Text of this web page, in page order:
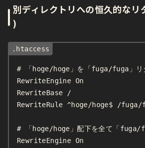
別ディレクトリへの恒久的な
)
# 「hoge/hoge」を「fuga/fuga」リ
RewriteEngine On
RewriteBase /
RewriteRule ^hoge/hoge$ /fuga/
# 「hoge/hoge」配下を全て「fuga/
RewriteEngine On